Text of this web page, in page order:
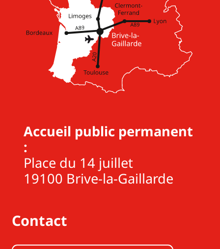
Accueil public permanent
:
Place du 14 juillet
19100 Brive-la-Gaillarde
Contact